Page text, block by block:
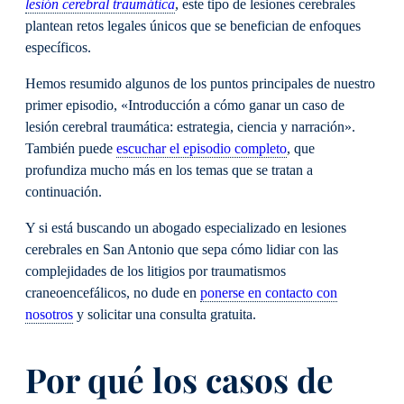
lesión cerebral traumática, este tipo de lesiones cerebrales
plantean retos legales únicos que se benefician de enfoques
específicos.
Hemos resumido algunos de los puntos principales de nuestro
primer episodio, «Introducción a cómo ganar un caso de
lesión cerebral traumática: estrategia, ciencia y narración».
También puede escuchar el episodio completo, que
profundiza mucho más en los temas que se tratan a
continuación.
Y si está buscando un abogado especializado en lesiones
cerebrales en San Antonio que sepa cómo lidiar con las
complejidades de los litigios por traumatismos
craneoencefálicos, no dude en ponerse en contacto con
nosotros y solicitar una consulta gratuita.
Por qué los casos de